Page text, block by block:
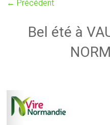
← Précédent
Bel été à